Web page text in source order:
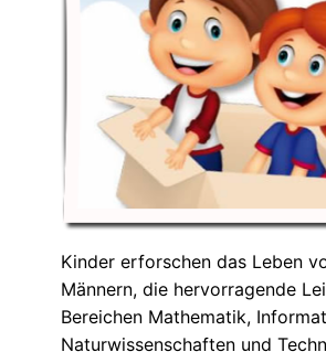
Kinder erforschen das Leben
Männern, die hervorragende
Bereichen Mathematik,
Naturwissenschaften und